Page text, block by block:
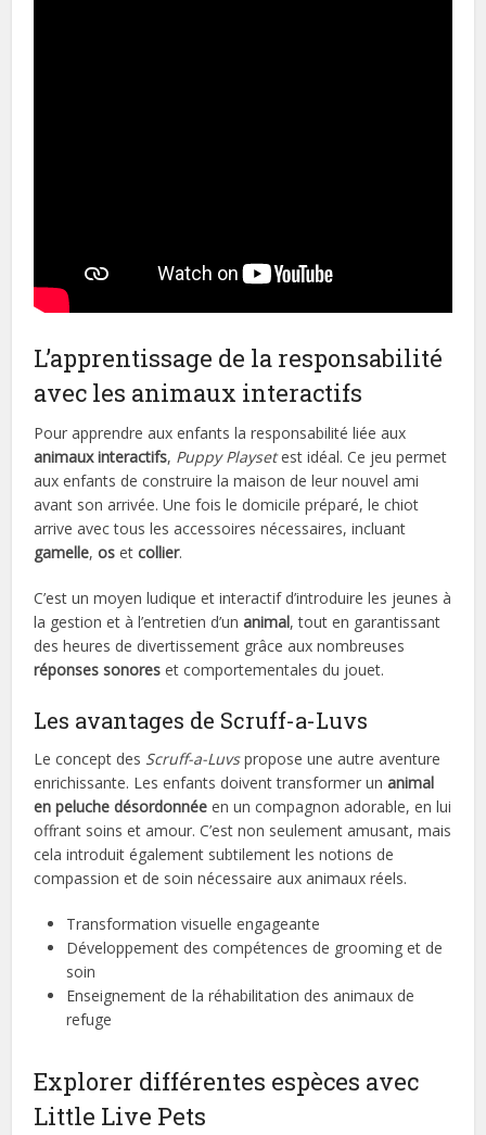
L’apprentissage de la responsabilité
avec les animaux interactifs
Pour apprendre aux enfants la responsabilité liée aux
animaux interactifs, Puppy Playsetest idéal. Ce jeu permet
aux enfants de construire la maison de leur nouvel ami
avant son arrivée. Une fois le domicile préparé, le chiot
arrive avec tous les accessoires nécessaires, incluant
gamelle,os etcollier.
C’est un moyen ludique et interactif d’introduire les jeunes à
la gestion et à l’entretien d’unanimal, tout en garantissant
des heures de divertissement grâce aux nombreuses
réponses sonores et comportementales du jouet.
Les avantages de Scruff-a-Luvs
Le concept des Scruff-a-Luvspropose une autre aventure
enrichissante. Les enfants doivent transformer unanimal
en peluche désordonnée en un compagnon adorable, en lui
offrant soins et amour. C’est non seulement amusant, mais
cela introduit également subtilement les notions de
compassion et de soin nécessaire aux animaux réels.
Transformation visuelle engageante
Développement des compétences de grooming et de
soin
Enseignement de la réhabilitation des animaux de
refuge
Explorer différentes espèces avec
Little Live Pets